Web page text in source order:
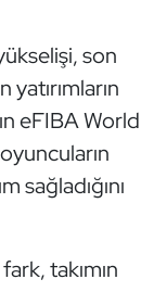
son
eFIBA World
sağladığını
takımın